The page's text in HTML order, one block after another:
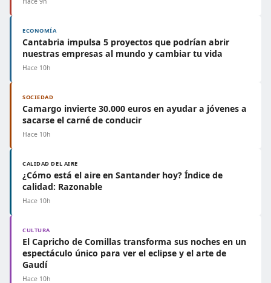
ECONOMÍA
Cantabria impulsa 5 proyectos que podrían abrir
nuestras empresas al mundo y cambiar tu vida
Hace 10h
SOCIEDAD
Camargo invierte 30.000 euros en ayudar a jóvenes a
sacarse el carné de conducir
Hace 10h
CALIDAD DEL AIRE
¿Cómo está el aire en Santander hoy? Índice de
calidad: Razonable
Hace 10h
CULTURA
El Capricho de Comillas transforma sus noches en un
espectáculo único para ver el eclipse y el arte de
Gaudí
Hace 10h